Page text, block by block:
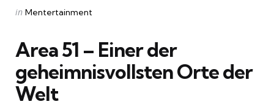
Categories
Posted
in Mentertainment
Area 51 – Einer der
geheimnisvollsten Orte der
Welt